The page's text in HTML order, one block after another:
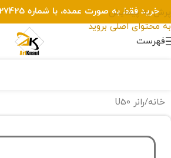
پرش به پیمایش
به محتوای اصلی بروید
خرید فقط به صورت عمده، با شماره 09120327425 تماس بگیرید
فهرست
خانه/رانر U50